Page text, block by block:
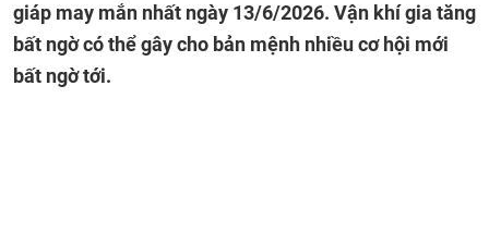
giáp may mắn nhất ngày 13/6/2026. Vận khí gia tăng
bất ngờ có thể gây cho bản mệnh nhiều cơ hội mới
bất ngờ tới.